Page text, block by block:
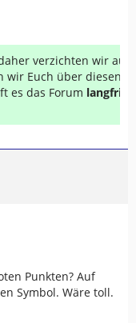
verzichten wir auf
wir Euch über diesen
es das Forum
Punkten? Auf
Symbol. Wäre toll.